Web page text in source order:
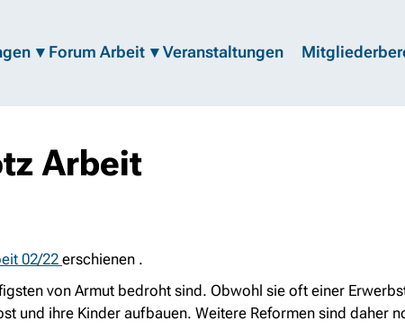
Forum Arbeit Veranstaltungen
Arbeit
02/22erschienen .
von Armut bedroht sind. Obwohl sie oft einer
und ihre Kinder aufbauen. Weitere Reformen sind daher